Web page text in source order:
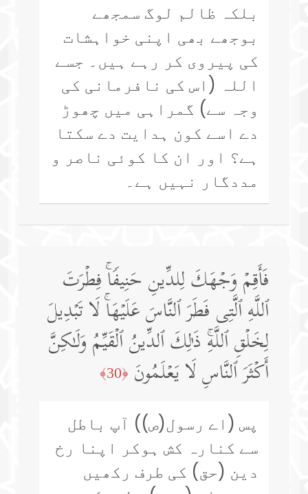
بلکہ ظالم لوگ سمجھے
بوجھے بھی اپنی خواہشات
کی پیروی کر رہے ہیں۔ جسے
اللہ (اس کی نافرمانی کی
وجہ سے) گمراہی میں چھوڑ
دے اسے کون ہدایت دے سکتا
ہے؟ اور ان کا کوئی ناصر و
مددگار نہیں ہے۔
فَأَقِمۡ وَجۡهَكَ لِلدِّینِ حَنِیفࣰاۚ فِطۡرَتَ
ٱللَّهِ ٱلَّتِی فَطَرَ ٱلنَّاسَ عَلَیۡهَاۚ لَا تَبۡدِیلَ
لِخَلۡقِ ٱللَّهِۚ ذَ ٰ⁠لِكَ ٱلدِّینُ ٱلۡقَیِّمُ وَلَـٰكِنَّ
أَكۡثَرَ ٱلنَّاسِ لَا یَعۡلَمُونَ ﴿30﴾
پس (اے رسول(ص)) آپ باطل
سے کنارہ کش ہوکر اپنا رخ
دین (حق) کی طرف رکھیں